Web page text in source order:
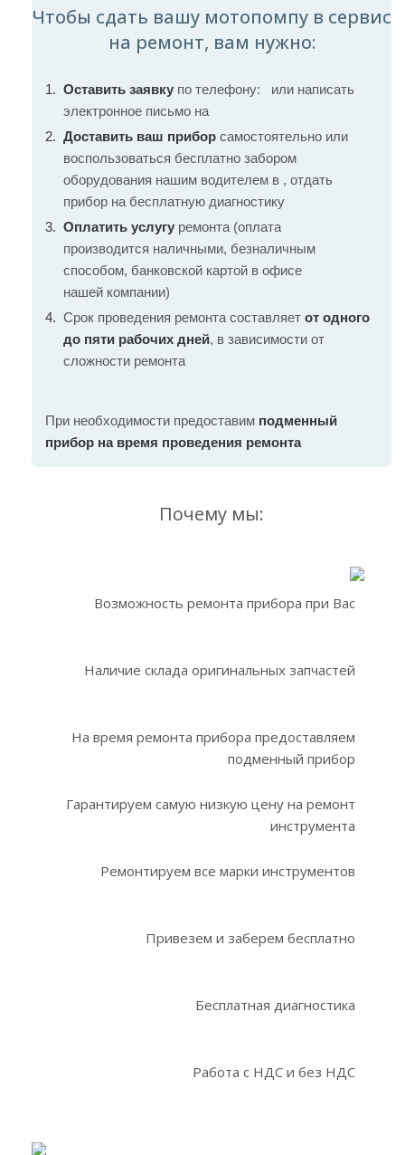
Чтобы сдать вашу мотопомпу в сервис
на ремонт, вам нужно:
Оставить заявку по телефону:
или написать
электронное письмо на
Доставить ваш прибор самостоятельно или
воспользоваться бесплатно забором
оборудования нашим водителем в , отдать
прибор на бесплатную диагностику
Оплатить услугу ремонта (оплата
производится наличными, безналичным
способом, банковской картой в офисе
нашей компании)
Срок проведения ремонта составляет от одного
до пяти рабочих дней, в зависимости от
сложности ремонта
При необходимости предоставим подменный
прибор на время проведения ремонта
Почему мы:
Возможность ремонта прибора при Вас
Наличие склада оригинальных запчастей
На время ремонта прибора предоставляем
подменный прибор
Гарантируем самую низкую цену на ремонт
инструмента
Ремонтируем все марки инструментов
Привезем и заберем бесплатно
Бесплатная диагностика
Работа с НДС и без НДС